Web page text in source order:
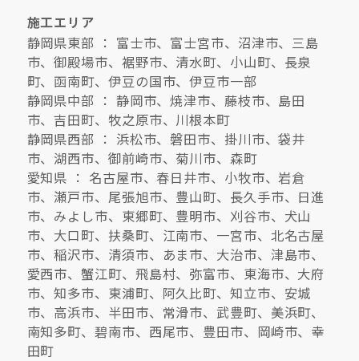
施工エリア
静岡県東部 ： 富士市、富士宮市、沼津市、三島
市、御殿場市、裾野市、清水町、小山町、長泉
町、函南町、伊豆の国市、伊豆市一部
静岡県中部 ： 静岡市、焼津市、藤枝市、島田
市、吉田町、牧之原市、川根本町
静岡県西部 ： 浜松市、磐田市、掛川市、袋井
市、湖西市、御前崎市、菊川市、森町
愛知県 ： 名古屋市、春日井市、小牧市、岩倉
市、瀬戸市、尾張旭市、豊山町、長久手市、日進
市、みよし市、東郷町、豊明市、刈谷市、犬山
市、大口町、扶桑町、江南市、一宮市、北名古屋
市、稲沢市、清須市、あま市、大治市、津島市、
愛西市、蟹江町、飛島村、弥富市、東海市、大府
市、知多市、東浦町、阿久比町、知立市、安城
市、高浜市、半田市、常滑市、武豊町、美浜町、
南知多町、碧南市、西尾市、豊田市、岡崎市、幸
田町